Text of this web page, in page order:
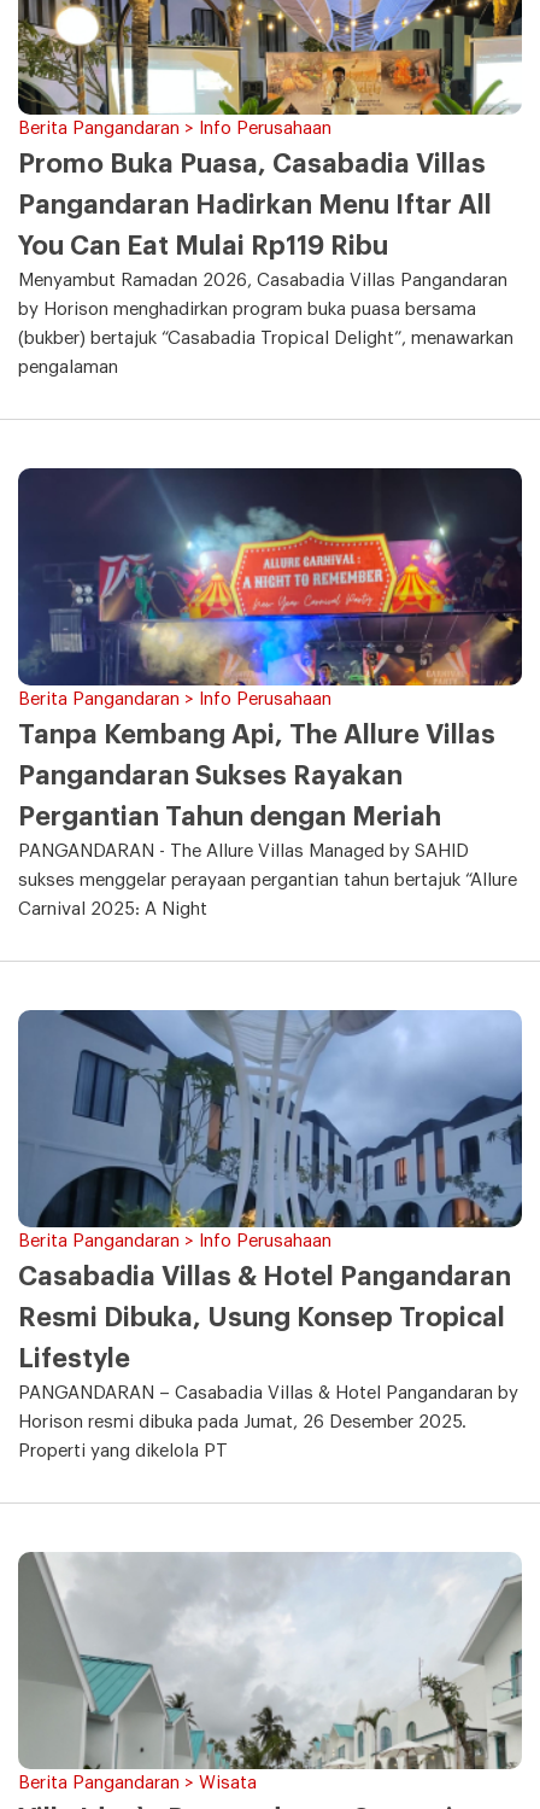
Berita Pangandaran > Info Perusahaan
Promo Buka Puasa, Casabadia Villas
Pangandaran Hadirkan Menu Iftar All
You Can Eat Mulai Rp119 Ribu
Menyambut Ramadan 2026, Casabadia Villas Pangandaran
by Horison menghadirkan program buka puasa bersama
(bukber) bertajuk “Casabadia Tropical Delight”, menawarkan
pengalaman
Berita Pangandaran > Info Perusahaan
Tanpa Kembang Api, The Allure Villas
Pangandaran Sukses Rayakan
Pergantian Tahun dengan Meriah
PANGANDARAN - The Allure Villas Managed by SAHID
sukses menggelar perayaan pergantian tahun bertajuk “Allure
Carnival 2025: A Night
Berita Pangandaran > Info Perusahaan
Casabadia Villas & Hotel Pangandaran
Resmi Dibuka, Usung Konsep Tropical
Lifestyle
PANGANDARAN – Casabadia Villas & Hotel Pangandaran by
Horison resmi dibuka pada Jumat, 26 Desember 2025.
Properti yang dikelola PT
Berita Pangandaran > Wisata